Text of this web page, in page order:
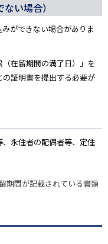
い場合）
ができない場合がありま
在留期間の満了日）」を
証明書を提出する必要が
永住者の配偶者等、定住
期間が記載されている書類